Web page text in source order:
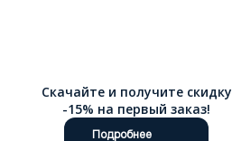
Скачайте и получите скидку
-15% на первый заказ!
Подробнее